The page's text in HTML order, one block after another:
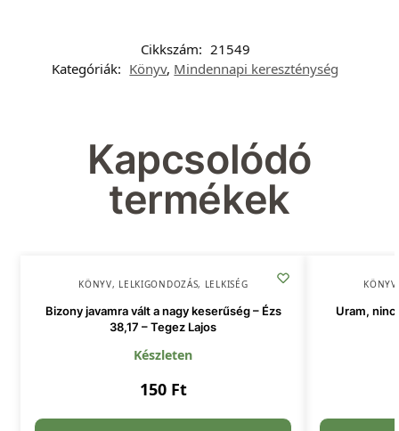
Cikkszám: 21549
Kategóriák: Könyv, Mindennapi kereszténység
Kapcsolódó
termékek
KÖNYV, LELKIGONDOZÁS, LELKISÉG
Bizony javamra vált a nagy keserűség – Ézs
38,17 – Tegez Lajos
Készleten
150 Ft
KÖNYV
Uram,